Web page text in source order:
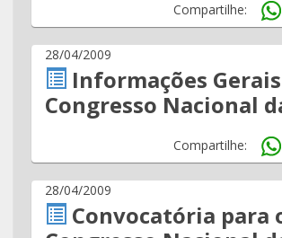
Compartilhe:
28/04/2009
Informações
Congresso Nacional
Compartilhe:
28/04/2009
Convocatória para